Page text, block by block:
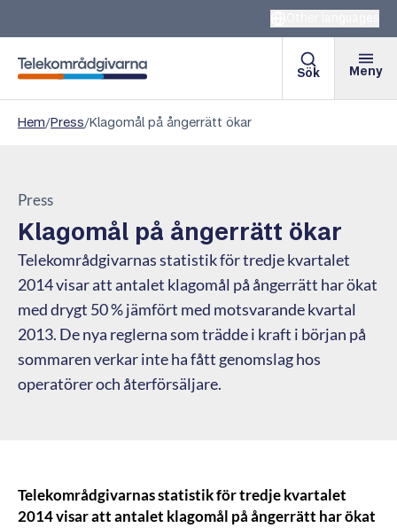
Telekområdgivarna
Sök Meny
Hem/Press/Klagomål på ångerrätt ökar
Press
Klagomål på ångerrätt ökar
Telekområdgivarnas statistik för tredje kvartalet
2014 visar att antalet klagomål på ångerrätt har ökat
med drygt 50 % jämfört med motsvarande kvartal
2013. De nya reglerna som trädde i kraft i början på
sommaren verkar inte ha fått genomslag hos
operatörer och återförsäljare.
Telekområdgivarnas statistik för tredje kvartalet
2014 visar att antalet klagomål på ångerrätt har ökat